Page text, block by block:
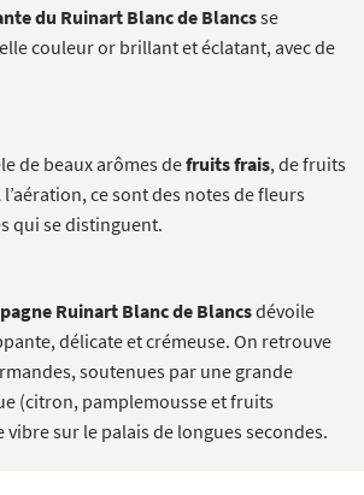
du Ruinart Blanc de Blancsse
couleur or brillant et éclatant, avec de
de beaux arômes defruits frais, de fruits
ce sont des notes de fleurs
qui se distinguent.
Ruinart Blanc de Blancsdévoile
délicate et crémeuse. On retrouve
soutenues par une grande
(citron, pamplemousse et fruits
sur le palais de longues secondes.